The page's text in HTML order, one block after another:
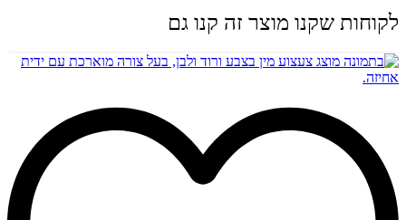
לקוחות שקנו מוצר זה קנו גם